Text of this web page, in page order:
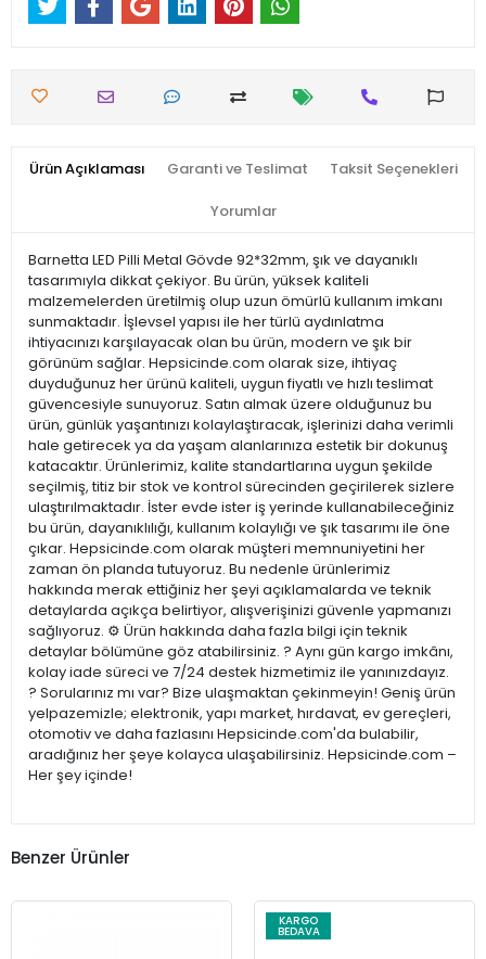
Ürün Açıklaması Garanti ve Teslimat Taksit Seçenekleri
Yorumlar
Barnetta LED Pilli Metal Gövde 92*32mm, şık ve dayanıklı
tasarımıyla dikkat çekiyor. Bu ürün, yüksek kaliteli
malzemelerden üretilmiş olup uzun ömürlü kullanım imkanı
sunmaktadır. İşlevsel yapısı ile her türlü aydınlatma
ihtiyacınızı karşılayacak olan bu ürün, modern ve şık bir
görünüm sağlar. Hepsicinde.com olarak size, ihtiyaç
duyduğunuz her ürünü kaliteli, uygun fiyatlı ve hızlı teslimat
güvencesiyle sunuyoruz. Satın almak üzere olduğunuz bu
ürün, günlük yaşantınızı kolaylaştıracak, işlerinizi daha verimli
hale getirecek ya da yaşam alanlarınıza estetik bir dokunuş
katacaktır. Ürünlerimiz, kalite standartlarına uygun şekilde
seçilmiş, titiz bir stok ve kontrol sürecinden geçirilerek sizlere
ulaştırılmaktadır. İster evde ister iş yerinde kullanabileceğiniz
bu ürün, dayanıklılığı, kullanım kolaylığı ve şık tasarımı ile öne
çıkar. Hepsicinde.com olarak müşteri memnuniyetini her
zaman ön planda tutuyoruz. Bu nedenle ürünlerimiz
hakkında merak ettiğiniz her şeyi açıklamalarda ve teknik
detaylarda açıkça belirtiyor, alışverişinizi güvenle yapmanızı
sağlıyoruz. ⚙️ Ürün hakkında daha fazla bilgi için teknik
detaylar bölümüne göz atabilirsiniz. ? Aynı gün kargo imkânı,
kolay iade süreci ve 7/24 destek hizmetimiz ile yanınızdayız.
? Sorularınız mı var? Bize ulaşmaktan çekinmeyin! Geniş ürün
yelpazemizle; elektronik, yapı market, hırdavat, ev gereçleri,
otomotiv ve daha fazlasını Hepsicinde.com'da bulabilir,
aradığınız her şeye kolayca ulaşabilirsiniz. Hepsicinde.com –
Her şey içinde!
Benzer Ürünler
KARGO
BEDAVA